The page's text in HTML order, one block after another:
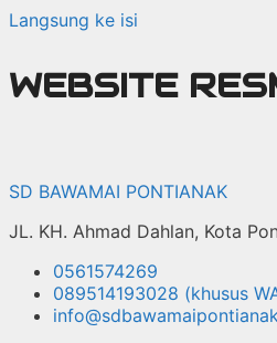
Langsung ke isi
WEBSITE
SD BAWAMAI PONTIANAK
JL. KH. Ahmad Dahlan, Kota
0561574269
089514193028 (khusus